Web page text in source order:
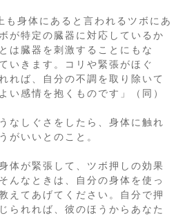
も身体にあると言われるツボにあ
が特定の臓器に対応しているか
は臓器を刺激することにもな
いきます。コリや緊張がほぐ
れば、自分の不調を取り除いて
い感情を抱くものです」（同）
なしぐさをしたら、身体に触れ
がいいとのこと。
体が緊張して、ツボ押しの効果
んなときは、自分の身体を使っ
えてあげてください。自分で押
られれば、彼のほうからあなた